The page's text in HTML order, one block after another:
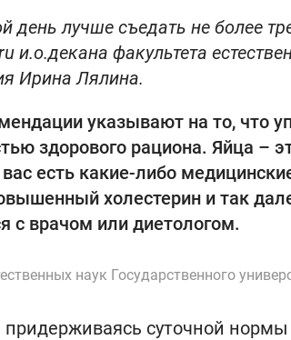
день лучше съедать не более
и.о.декана факультета
Ирина Лялина.
указывают на то, что
здорового рациона. Яйца –
есть какие-либо
холестерин и так
с врачом или диетологом.
наук Государственного
придерживаясь суточной